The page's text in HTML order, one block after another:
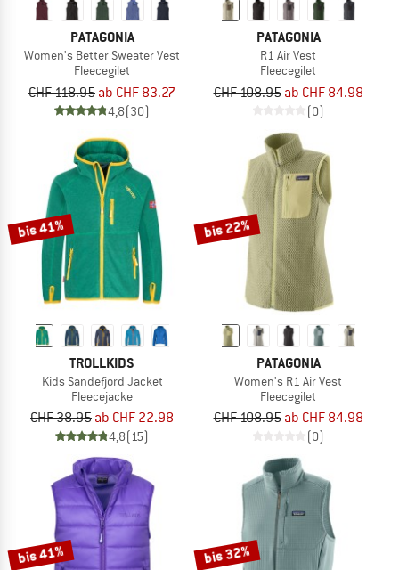
PATAGONIA
Women's Better Sweater Vest
Fleecegilet
CHF 118.95 ab CHF 83.27
4,8(30)
PATAGONIA
R1 Air Vest
Fleecegilet
CHF 108.95 ab CHF 84.98
(0)
bis 41%
TROLLKIDS
Kids Sandefjord Jacket
Fleecejacke
CHF 38.95 ab CHF 22.98
4,8(15)
bis 22%
PATAGONIA
Women's R1 Air Vest
Fleecegilet
CHF 108.95 ab CHF 84.98
(0)
bis 41% bis 32%